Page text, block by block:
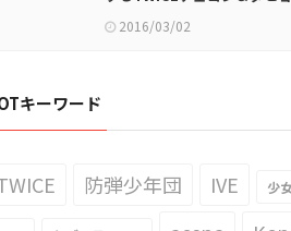
像が話題に
2016/03/02
キーワード
防弾少年団 IVE 少